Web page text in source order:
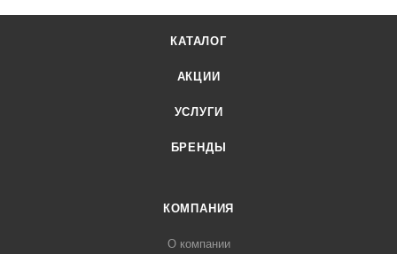
КАТАЛОГ
АКЦИИ
УСЛУГИ
БРЕНДЫ
КОМПАНИЯ
О компании